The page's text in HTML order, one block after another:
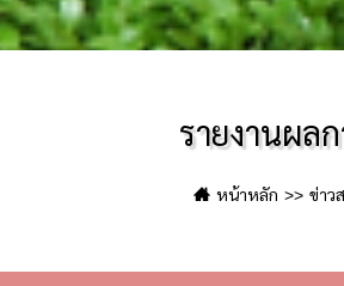
รายงานผล
หน้าหลัก ข่าว